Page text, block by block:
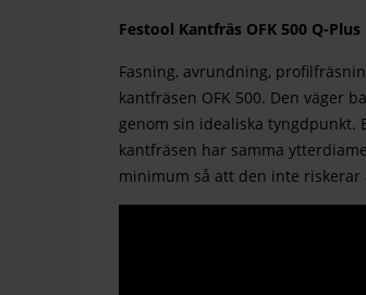
Festool Kantfräs OFK 500 Q-Plus
Fasning, avrundning,
kantfräsen OFK 500. Den väger
genom sin idealiska tyngdpunkt.
kantfräsen har samma
minimum så att den inte